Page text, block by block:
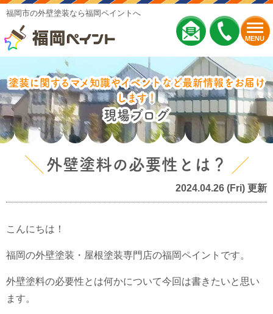
MENU
福岡市の外壁塗装なら福岡ペイントへ
塗装に関するマメ知識やイベントなど最新情報をお届け
します！
現場ブログ
外壁塗料の必要性とは？
2024.04.26 (Fri) 更新
こんにちは！
福岡の外壁塗装・屋根塗装専門店の福岡ペイントです。
外壁塗料の必要性とは何かについて今回は書きたいと思い
ます。